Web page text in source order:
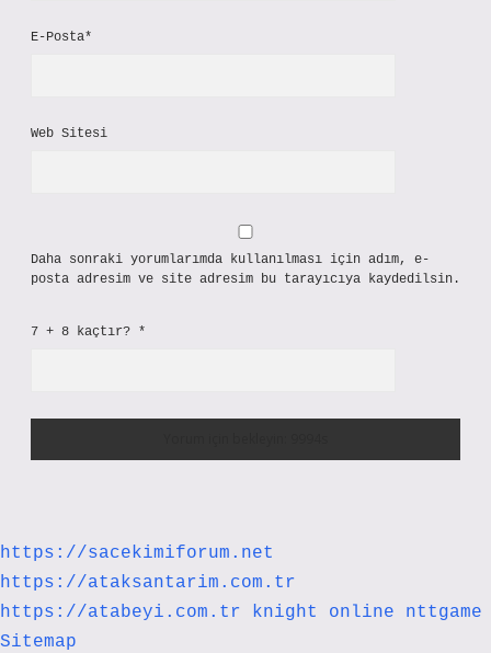
E-Posta*
Web Sitesi
Daha sonraki yorumlarımda kullanılması için adım, e-
posta adresim ve site adresim bu tarayıcıya kaydedilsin.
7 + 8 kaçtır? *
https://sacekimiforum.net
https://ataksantarim.com.tr
https://atabeyi.com.tr
knight online
nttgame
Sitemap